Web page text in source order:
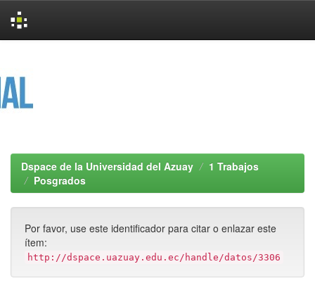
Dspace de la Universidad del Azuay
1 Trabajos
Posgrados
Por favor, use este identificador para citar o enlazar este
ítem:
http://dspace.uazuay.edu.ec/handle/datos/3306